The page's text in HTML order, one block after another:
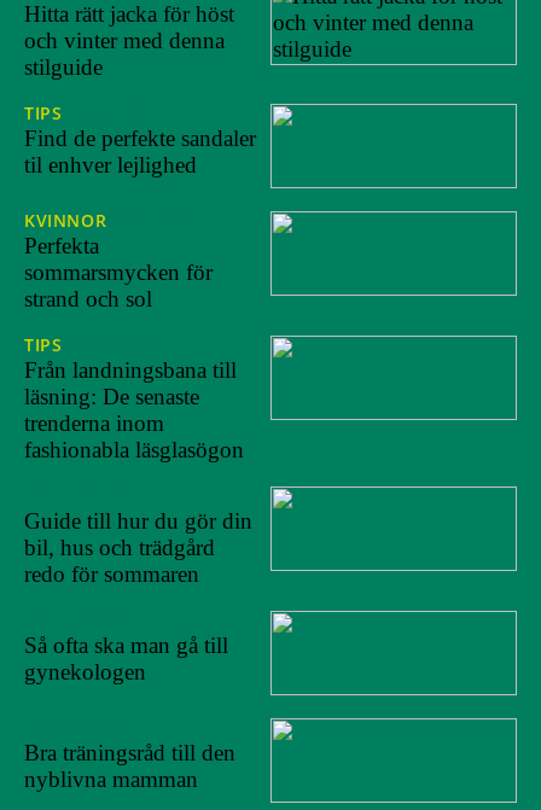
Hitta rätt jacka för höst
och vinter med denna
stilguide
TIPS
Find de perfekte sandaler
til enhver lejlighed
KVINNOR
Perfekta
sommarsmycken för
strand och sol
TIPS
Från landningsbana till
läsning: De senaste
trenderna inom
fashionabla läsglasögon
Guide till hur du gör din
bil, hus och trädgård
redo för sommaren
Så ofta ska man gå till
gynekologen
Bra träningsråd till den
nyblivna mamman